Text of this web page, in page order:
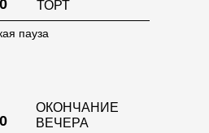
пауза
ТОРТ
ОКОНЧАНИЕ
ВЕЧЕРА